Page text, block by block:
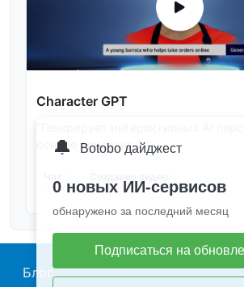
Character GPT
основе описания."
Main navigation
Блог
🔔 Botobo дайджест
0 новых ИИ-сервисов
обнаружено за последний месяц
Подписаться на